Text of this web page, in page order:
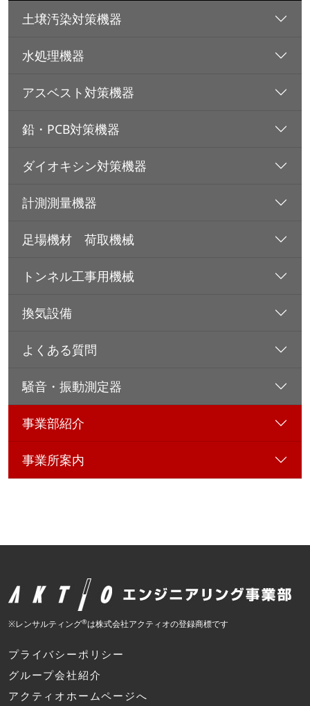
土壌汚染対策機器
水処理機器
アスベスト対策機器
鉛・PCB対策機器
ダイオキシン対策機器
計測測量機器
足場機材 荷取機械
トンネル工事用機械
換気設備
よくある質問
騒音・振動測定器
事業部紹介
事業所案内
※レンサルティング®は株式会社アクティオの登録商標です
プライバシーポリシー
グループ会社紹介
アクティオホームページへ